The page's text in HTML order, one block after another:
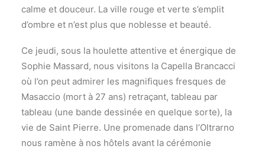
calme et douceur. La ville rouge et verte s’emplit
d’ombre et n’est plus que noblesse et beauté.
Ce jeudi, sous la houlette attentive et énergique de
Sophie Massard, nous visitons la Capella Brancacci
où l’on peut admirer les magnifiques fresques de
Masaccio (mort à 27 ans) retraçant, tableau par
tableau (une bande dessinée en quelque sorte), la
vie de Saint Pierre. Une promenade dans l’Oltrarno
nous ramène à nos hôtels avant la cérémonie